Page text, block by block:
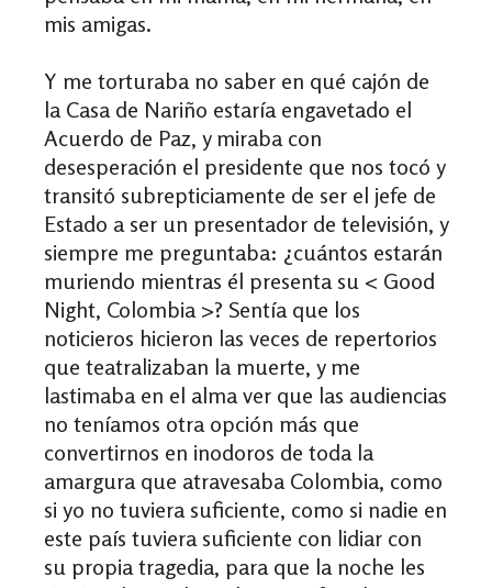
mis amigas.
Y me torturaba no saber en qué cajón de
la Casa de Nariño estaría engavetado el
Acuerdo de Paz, y miraba con
desesperación el presidente que nos tocó y
transitó subrepticiamente de ser el jefe de
Estado a ser un presentador de televisión, y
siempre me preguntaba: ¿cuántos estarán
muriendo mientras él presenta su < Good
Night, Colombia >? Sentía que los
noticieros hicieron las veces de repertorios
que teatralizaban la muerte, y me
lastimaba en el alma ver que las audiencias
no teníamos otra opción más que
convertirnos en inodoros de toda la
amargura que atravesaba Colombia, como
si yo no tuviera suficiente, como si nadie en
este país tuviera suficiente con lidiar con
su propia tragedia, para que la noche les